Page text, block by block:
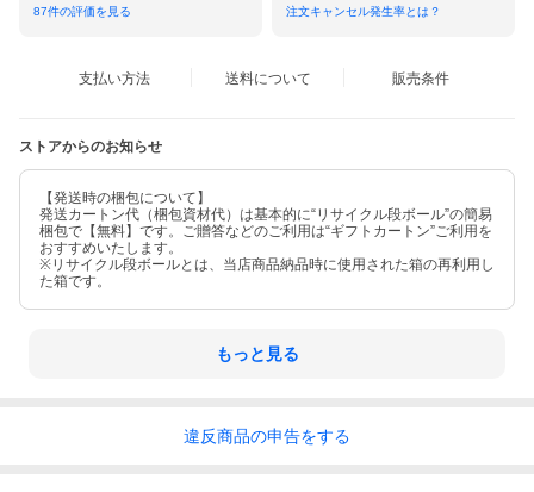
87件の評価を見る 注文キャンセル発生率とは？
支払い方法 送料について 販売条件
ストアからのお知らせ
【発送時の梱包について】
発送カートン代（梱包資材代）は基本的に“リサイクル段ボール”の簡易
梱包で【無料】です。ご贈答などのご利用は“ギフトカートン”ご利用を
おすすめいたします。
※リサイクル段ボールとは、当店商品納品時に使用された箱の再利用し
た箱です。
もっと見る
違反商品の申告をする